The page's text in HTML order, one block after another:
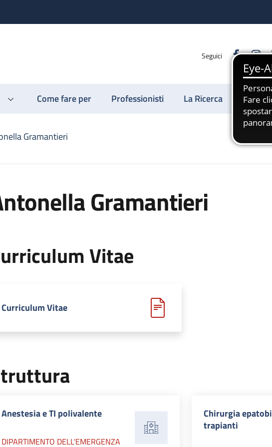
Seguici
Come fare per Professionisti La Ricerca
Gramantieri
Gramantieri
Vitae
Curriculum Vitae
Anestesia e TI polivalente
DIPARTIMENTO DELL'EMERGENZA
Chirurgia
trapianti